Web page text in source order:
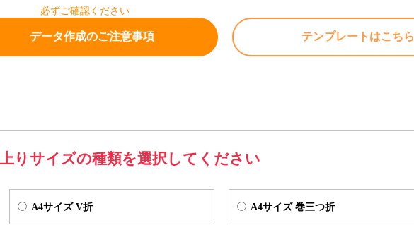
必ずご確認ください
データ作成のご注意事項 テンプレートはこちら
部分は印刷をすることができませんので、
ペース
のサイズは商品によって異なります。
りサイズの種類を選択してください
A4サイズ V折 A4サイズ 巻三つ折